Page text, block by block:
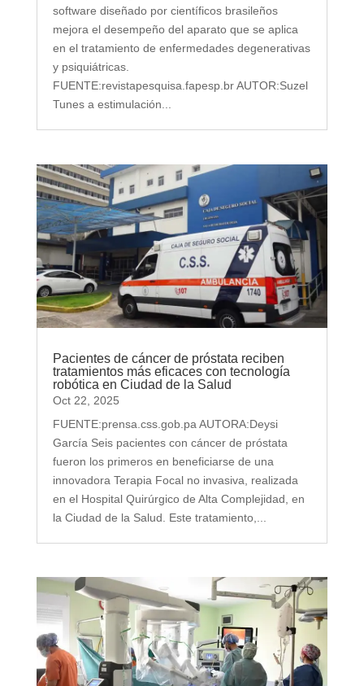
software diseñado por científicos brasileños
mejora el desempeño del aparato que se aplica
en el tratamiento de enfermedades degenerativas
y psiquiátricas.
FUENTE:revistapesquisa.fapesp.br AUTOR:Suzel
Tunes a estimulación...
Pacientes de cáncer de próstata reciben
tratamientos más eficaces con tecnología
robótica en Ciudad de la Salud
Oct 22, 2025
FUENTE:prensa.css.gob.pa AUTORA:Deysi
García Seis pacientes con cáncer de próstata
fueron los primeros en beneficiarse de una
innovadora Terapia Focal no invasiva, realizada
en el Hospital Quirúrgico de Alta Complejidad, en
la Ciudad de la Salud. Este tratamiento,...